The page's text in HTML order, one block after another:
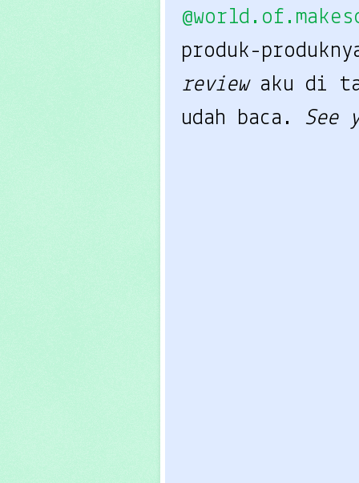
produk-
review aku di
udah baca. See